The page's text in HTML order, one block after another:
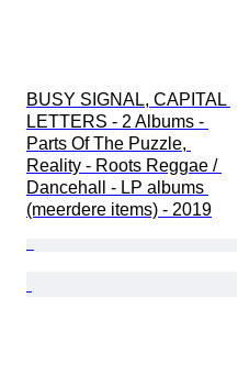
BUSY SIGNAL, CAPITAL
LETTERS - 2 Albums -
Parts Of The Puzzle,
Reality - Roots Reggae /
Dancehall - LP albums
(meerdere items) - 2019